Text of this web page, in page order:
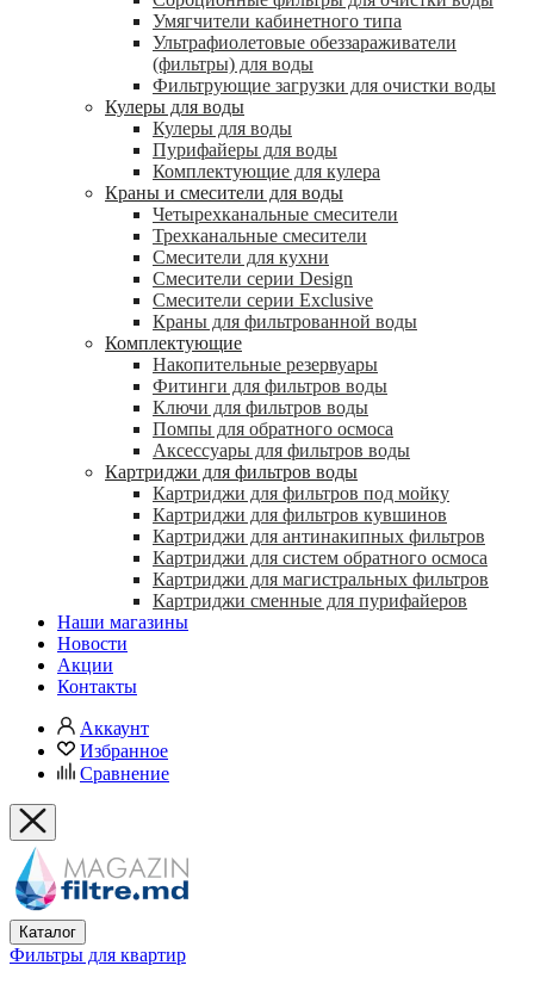
Умягчители кабинетного типа
Ультрафиолетовые обеззараживатели
(фильтры) для воды
Фильтрующие загрузки для очистки воды
Кулеры для воды
Кулеры для воды
Пурифайеры для воды
Комплектующие для кулера
Краны и смесители для воды
Четырехканальные смесители
Трехканальные смесители
Смесители для кухни
Смесители серии Design
Смесители серии Exclusive
Краны для фильтрованной воды
Комплектующие
Накопительные резервуары
Фитинги для фильтров воды
Ключи для фильтров воды
Помпы для обратного осмоса
Аксессуары для фильтров воды
Картриджи для фильтров воды
Картриджи для фильтров под мойку
Картриджи для фильтров кувшинов
Картриджи для антинакипных фильтров
Картриджи для систем обратного осмоса
Картриджи для магистральных фильтров
Картриджи сменные для пурифайеров
Наши магазины
Новости
Акции
Контакты
Аккаунт
Избранное
Сравнение
Каталог
Фильтры для квартир